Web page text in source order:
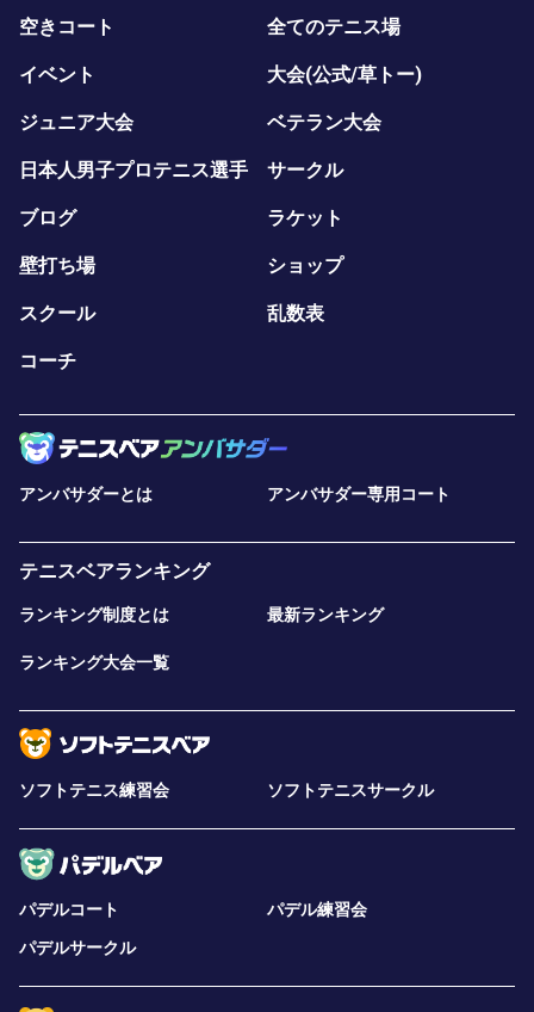
空きコート 全てのテニス場
イベント 大会(公式/草トー)
ジュニア大会 ベテラン大会
日本人男子プロテニス選手 サークル
ブログ ラケット
壁打ち場 ショップ
スクール 乱数表
コーチ
アンバサダーとは アンバサダー専用コート
テニスベアランキング
ランキング制度とは 最新ランキング
ランキング大会一覧
ソフトテニス練習会 ソフトテニスサークル
パデルコート
パデル練習会
パデルサークル